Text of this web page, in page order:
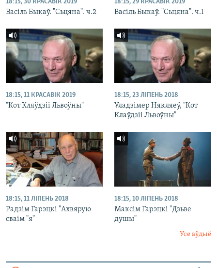
18:15, 30 КРАСАВІК 2019
Васіль Быкаў. "Сьцяна". ч.2
18:15, 29 КРАСАВІК 2019
Васіль Быкаў. "Сьцяна". ч.1
18:15, 11 КРАСАВІК 2019
"Кот Кляўдзіі Львоўны"
18:15, 23 ЛІПЕНЬ 2018
Уладзімер Някляеў, "Кот
Клаўдзіі Львоўны"
18:15, 11 ЛІПЕНЬ 2018
Радзім Гарэцкі "Ахвярую
сваім "я"
18:15, 10 ЛІПЕНЬ 2018
Максім Гарэцкі "Дзьве
душы"
Усе аўдыё